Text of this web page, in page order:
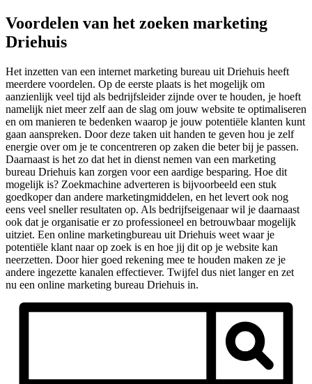
Voordelen van het zoeken marketing
Driehuis
Het inzetten van een internet marketing bureau uit Driehuis heeft
meerdere voordelen. Op de eerste plaats is het mogelijk om
aanzienlijk veel tijd als bedrijfsleider zijnde over te houden, je hoeft
namelijk niet meer zelf aan de slag om jouw website te optimaliseren
en om manieren te bedenken waarop je jouw potentiële klanten kunt
gaan aanspreken. Door deze taken uit handen te geven hou je zelf
energie over om je te concentreren op zaken die beter bij je passen.
Daarnaast is het zo dat het in dienst nemen van een marketing
bureau Driehuis kan zorgen voor een aardige besparing. Hoe dit
mogelijk is? Zoekmachine adverteren is bijvoorbeeld een stuk
goedkoper dan andere marketingmiddelen, en het levert ook nog
eens veel sneller resultaten op. Als bedrijfseigenaar wil je daarnaast
ook dat je organisatie er zo professioneel en betrouwbaar mogelijk
uitziet. Een online marketingbureau uit Driehuis weet waar je
potentiële klant naar op zoek is en hoe jij dit op je website kan
neerzetten. Door hier goed rekening mee te houden maken ze je
andere ingezette kanalen effectiever. Twijfel dus niet langer en zet
nu een online marketing bureau Driehuis in.